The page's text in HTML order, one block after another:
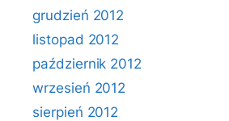
grudzień 2012
listopad 2012
październik 2012
wrzesień 2012
sierpień 2012